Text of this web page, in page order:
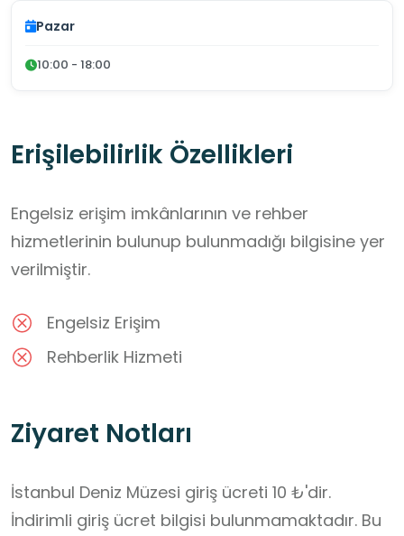
Pazar
10:00 - 18:00
Erişilebilirlik Özellikleri
Engelsiz erişim imkânlarının ve rehber
hizmetlerinin bulunup bulunmadığı bilgisine yer
verilmiştir.
Engelsiz Erişim
Rehberlik Hizmeti
Ziyaret Notları
İstanbul Deniz Müzesi giriş ücreti 10 ₺'dir.
İndirimli giriş ücret bilgisi bulunmamaktadır. Bu